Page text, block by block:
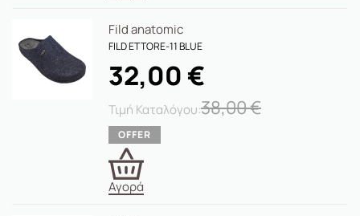
Fild anatomic
FILD ETTORE-11 BLUE
38,00€
32,00 €
Αγορά